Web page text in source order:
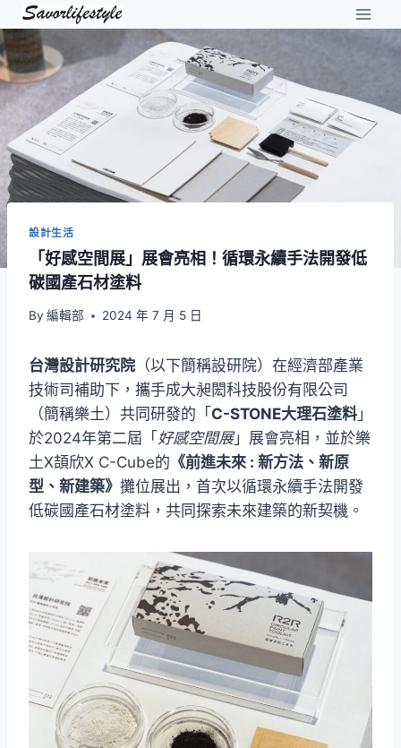
Skip
to
content
設計生活
「好感空間展」展會亮相！循環永續手法開發低
碳國產石材塗料
By 編輯部 2024 年 7 月 5 日
台灣設計研究院 （以下簡稱設研院）在經濟部產業
技術司補助下，攜手成大昶閎科技股份有限公司
（簡稱樂土）共同研發的「 C-STONE大理石塗料 」
於2024年第二屆「 好感空間展」展會亮相，並於樂
土X頡欣X C-Cube的 《前進未來 : 新方法、新原
型、新建築》 攤位展出，首次以循環永續手法開發
低碳國產石材塗料，共同探索未來建築的新契機。